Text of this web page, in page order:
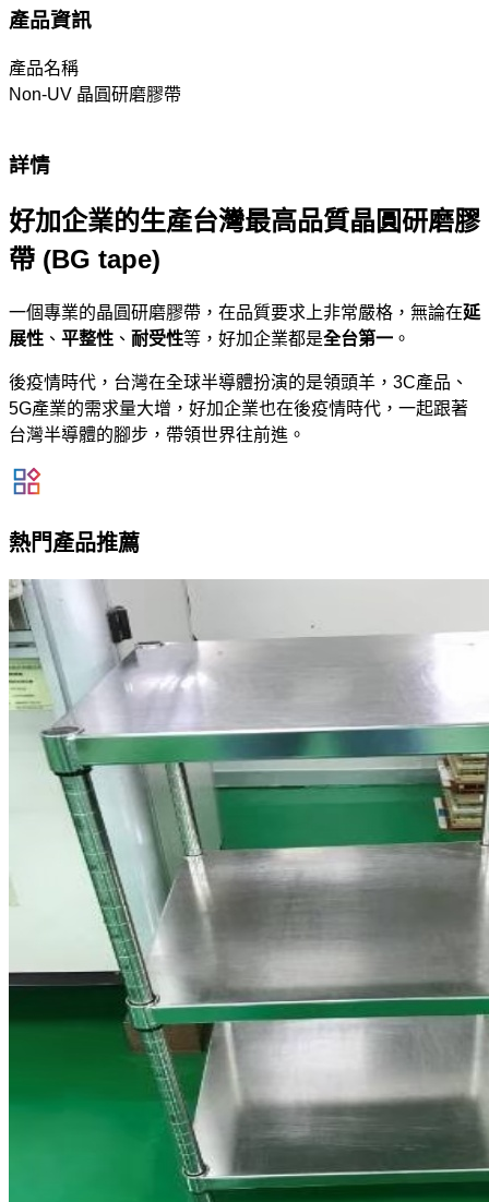
產品資訊
產品名稱
Non-UV 晶圓研磨膠帶
詳情
好加企業的生產台灣最高品質晶圓研磨膠
帶 (BG tape)
一個專業的晶圓研磨膠帶，在品質要求上非常嚴格，無論在延
展性 、 平整性 、 耐受性等，好加企業都是全台第一 。
後疫情時代，台灣在全球半導體扮演的是領頭羊，3C產品、
5G產業的需求量大增，好加企業也在後疫情時代，一起跟著
台灣半導體的腳步，帶領世界往前進。
熱門產品推薦